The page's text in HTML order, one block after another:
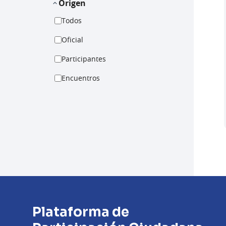
Origen
Todos
Oficial
Participantes
Encuentros
Plataforma de